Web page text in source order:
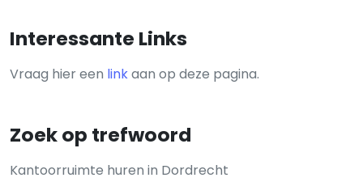
Interessante Links
Vraag hier een linkaan op deze pagina.
Zoek op trefwoord
Kantoorruimte huren in Dordrecht